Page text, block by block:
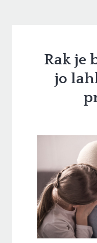
Rak je
jo